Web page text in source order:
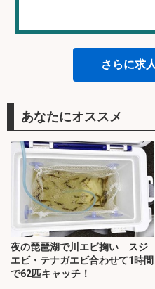
さらに求
あなたにオススメ
夜の琵琶湖で川エビ掬い スジ
エビ・テナガエビ合わせて1時間
で62匹キャッチ！